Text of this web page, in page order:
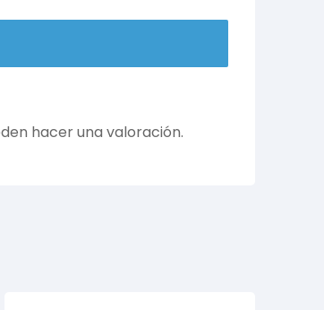
hacer una valoración.